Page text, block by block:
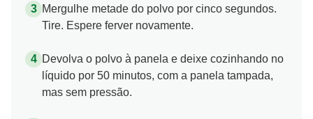
Mergulhe metade do polvo por cinco segundos.
Tire. Espere ferver novamente.
Devolva o polvo à panela e deixe cozinhando no
líquido por 50 minutos, com a panela tampada,
mas sem pressão.